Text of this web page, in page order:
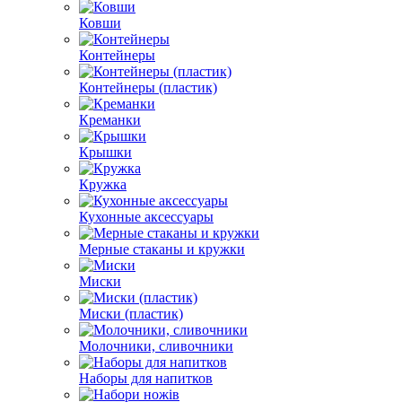
Ковши
Контейнеры
Контейнеры (пластик)
Креманки
Крышки
Кружка
Кухонные аксессуары
Мерные стаканы и кружки
Миски
Миски (пластик)
Молочники, сливочники
Наборы для напитков